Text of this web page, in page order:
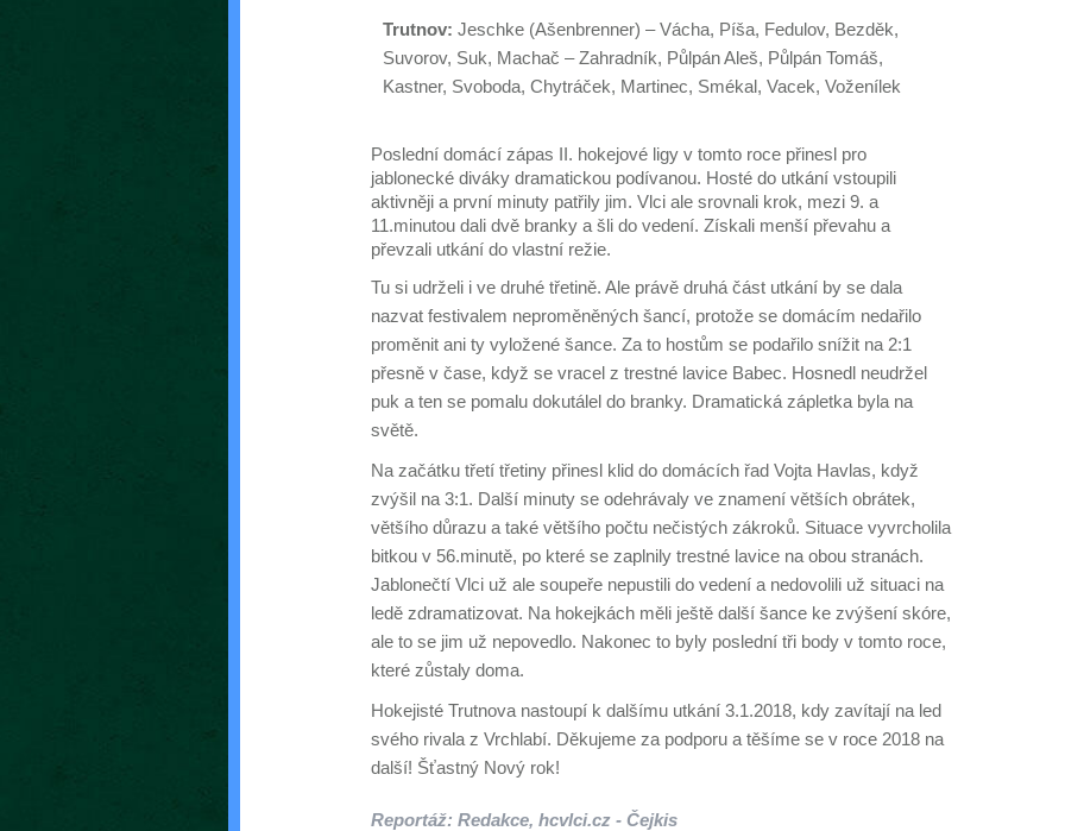
Trutnov: Jeschke (Ašenbrenner) – Vácha, Píša, Fedulov, Bezděk,
Suvorov, Suk, Machač – Zahradník, Půlpán Aleš, Půlpán Tomáš,
Kastner, Svoboda, Chytráček, Martinec, Smékal, Vacek, Voženílek
Poslední domácí zápas II. hokejové ligy v tomto roce přinesl pro
jablonecké diváky dramatickou podívanou. Hosté do utkání vstoupili
aktivněji a první minuty patřily jim. Vlci ale srovnali krok, mezi 9. a
11.minutou dali dvě branky a šli do vedení. Získali menší převahu a
převzali utkání do vlastní režie.
Tu si udrželi i ve druhé třetině. Ale právě druhá část utkání by se dala
nazvat festivalem neproměněných šancí, protože se domácím nedařilo
proměnit ani ty vyložené šance. Za to hostům se podařilo snížit na 2:1
přesně v čase, když se vracel z trestné lavice Babec. Hosnedl neudržel
puk a ten se pomalu dokutálel do branky. Dramatická zápletka byla na
světě.
Na začátku třetí třetiny přinesl klid do domácích řad Vojta Havlas, když
zvýšil na 3:1. Další minuty se odehrávaly ve znamení větších obrátek,
většího důrazu a také většího počtu nečistých zákroků. Situace vyvrcholila
bitkou v 56.minutě, po které se zaplnily trestné lavice na obou stranách.
Jablonečtí Vlci už ale soupeře nepustili do vedení a nedovolili už situaci na
ledě zdramatizovat. Na hokejkách měli ještě další šance ke zvýšení skóre,
ale to se jim už nepovedlo. Nakonec to byly poslední tři body v tomto roce,
které zůstaly doma.
Hokejisté Trutnova nastoupí k dalšímu utkání 3.1.2018, kdy zavítají na led
svého rivala z Vrchlabí. Děkujeme za podporu a těšíme se v roce 2018 na
další! Šťastný Nový rok!
Reportáž: Redakce, hcvlci.cz - Čejkis